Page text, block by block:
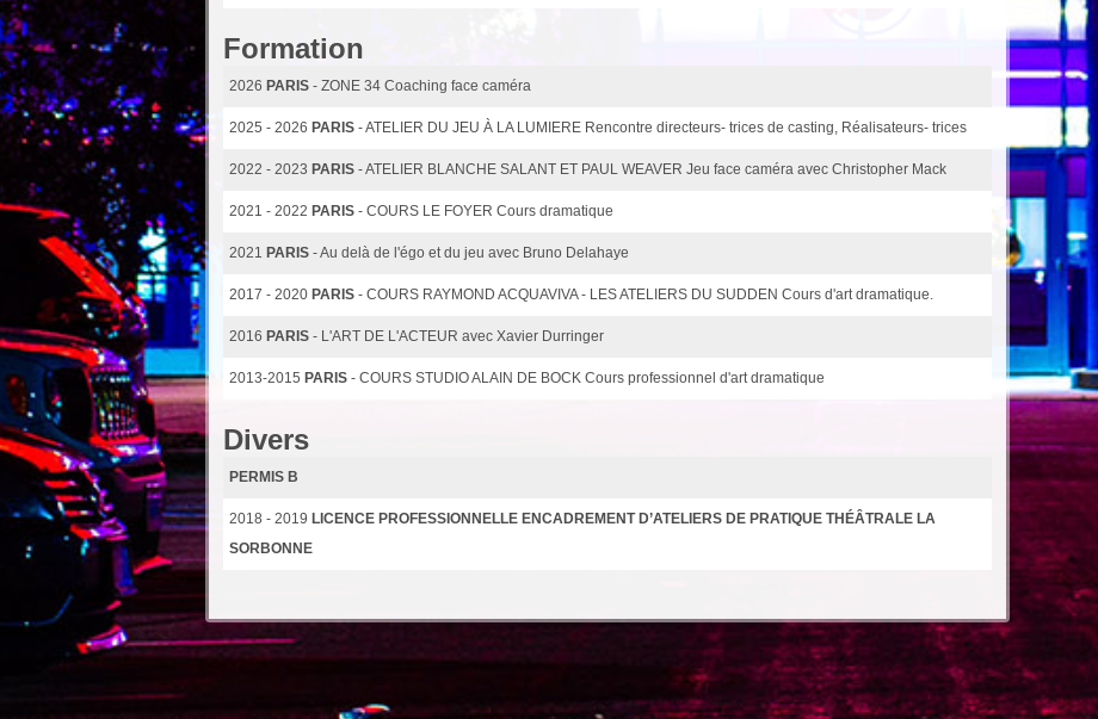
Formation
2026 PARIS - ZONE 34 Coaching face caméra
2025 - 2026 PARIS - ATELIER DU JEU À LA LUMIERE Rencontre directeurs- trices de casting, Réalisateurs- trices
2022 - 2023 PARIS - ATELIER BLANCHE SALANT ET PAUL WEAVER Jeu face caméra avec Christopher Mack
2021 - 2022 PARIS - COURS LE FOYER Cours dramatique
2021 PARIS - Au delà de l'égo et du jeu avec Bruno Delahaye
2017 - 2020 PARIS - COURS RAYMOND ACQUAVIVA - LES ATELIERS DU SUDDEN Cours d'art dramatique.
2016 PARIS - L'ART DE L'ACTEUR avec Xavier Durringer
2013-2015 PARIS - COURS STUDIO ALAIN DE BOCK Cours professionnel d'art dramatique
Divers
PERMIS B
2018 - 2019 LICENCE PROFESSIONNELLE ENCADREMENT D’ATELIERS DE PRATIQUE THÉÂTRALE LA
SORBONNE